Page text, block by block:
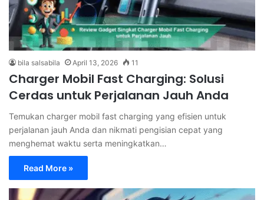
bila salsabila April 13, 2026 11
Charger Mobil Fast Charging: Solusi
Cerdas untuk Perjalanan Jauh Anda
Temukan charger mobil fast charging yang efisien untuk
perjalanan jauh Anda dan nikmati pengisian cepat yang
menghemat waktu serta meningkatkan…
Read More »